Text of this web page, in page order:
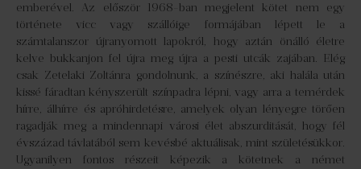
emberével. Az először 1968-ban megjelent kötet nem egy
története vicc vagy szállóige formájában lépett le a
számtalanszor újranyomott lapokról, hogy aztán önálló életre
kelve bukkanjon fel újra meg újra a pesti utcák zajában. Elég
csak Zetelaki Zoltánra gondolnunk, a színészre, aki halála után
kissé fáradtan kényszerült színpadra lépni, vagy arra a temérdek
hírre, álhírre és apróhirdetésre, amelyek olyan lényegre törően
ragadják meg a mindennapi városi élet abszurditását, hogy fél
évszázad távlatából sem kevésbé aktuálisak, mint születésükkor.
Ugyanilyen fontos részeit képezik a kötetnek a német